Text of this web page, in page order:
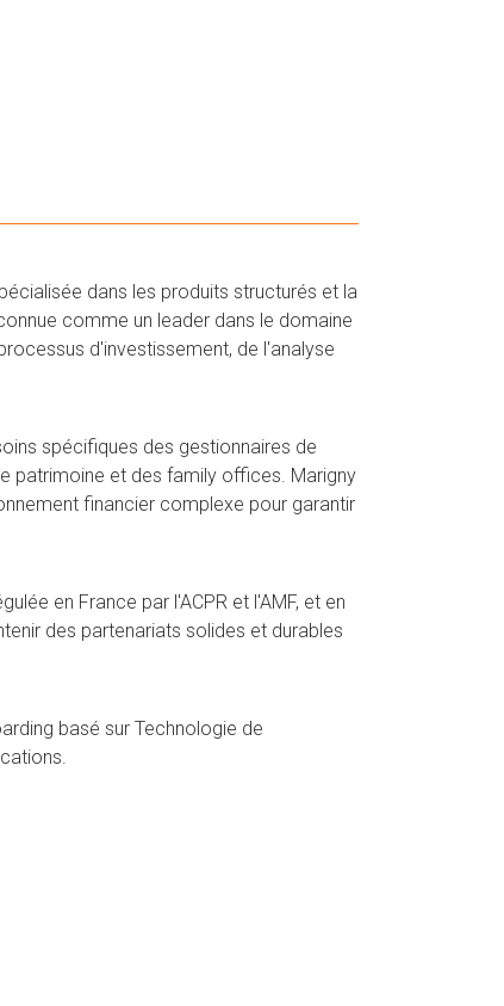
dans les produits structurés et la
comme un leader dans le domaine
d'investissement, de l'analyse
spécifiques des gestionnaires de
patrimoine et des family offices. Marigny
financier complexe pour garantir
en France par l'ACPR et l'AMF, et en
des partenariats solides et durables
basé sur Technologie de